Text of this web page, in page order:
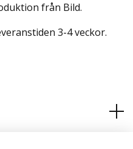
från Bild.
3-4 veckor.